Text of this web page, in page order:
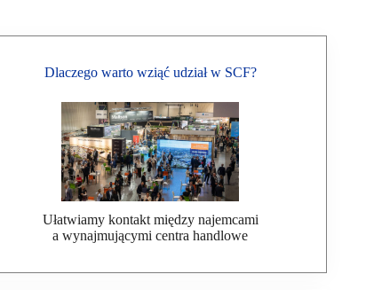
Dlaczego warto wziąć udział w SCF?
Ułatwiamy kontakt między najemcami
a wynajmującymi centra handlowe